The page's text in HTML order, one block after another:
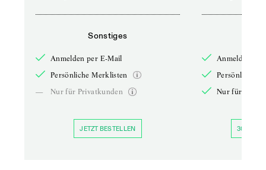
Sonstiges
Anmelden per E-Mail
Persönliche Merklisten
—
Nur für Privatkunden
JETZT BESTELLEN
Anmelden
Persönliche
Nur für
30 TAGE